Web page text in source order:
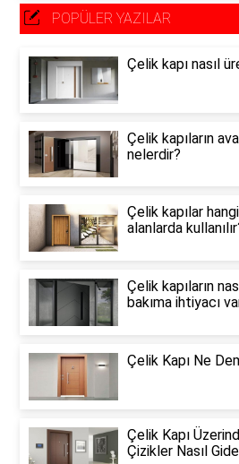
POPÜLER YAZILAR
Çelik kapı nasıl
Çelik kapıların
nelerdir?
Çelik kapılar hangi
alanlarda
Çelik kapıların
bakıma ihtiyacı
Çelik Kapı Ne
Çelik Kapı
Çizikler Nasıl